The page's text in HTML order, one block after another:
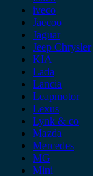
iveco
Jaecoo
Jaguar
Jeep Chrysler
KIA
Lada
Lancia
Leapmotor
Lexus
Lynk & co
Mazda
Mercedes
MG
Mini